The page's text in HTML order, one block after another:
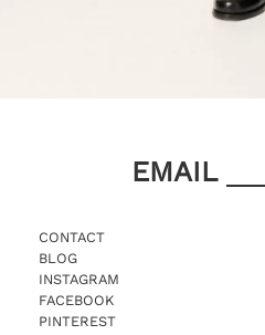
EMAIL
CONTACT
BLOG
INSTAGRAM
FACEBOOK
PINTEREST